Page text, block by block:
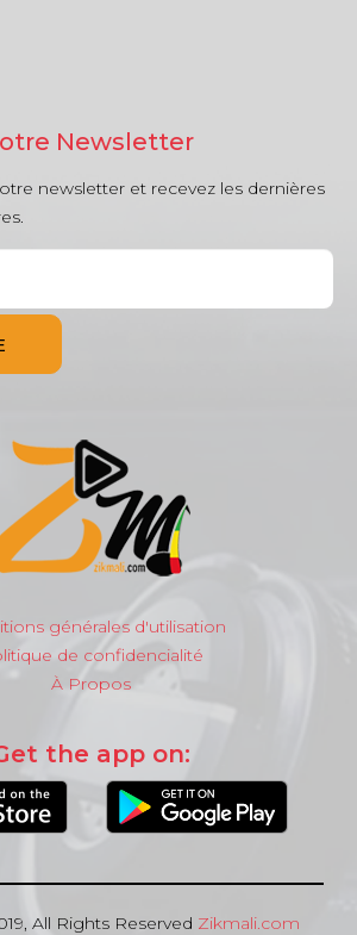
Newsletter
newsletter et recevez les dernières
générales d'utilisation
de confidencialité
À Propos
the app on:
All Rights Reserved Zikmali.com